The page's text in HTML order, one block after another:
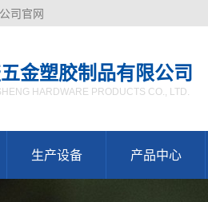
司官网
金塑胶制品有限公司
HARDWARE PRODUCTS CO., LTD.
生产设备 产品中心